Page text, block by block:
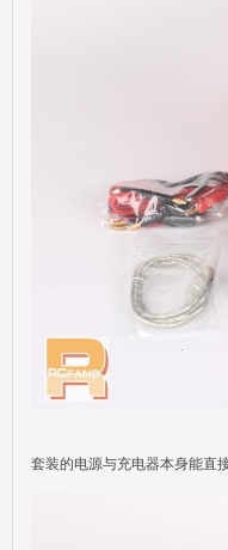
套装的电源与充电器本身能直